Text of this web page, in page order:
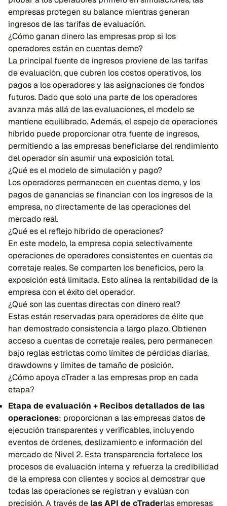
empresas protegen su balance mientras generan
ingresos de las tarifas de evaluación.
¿Cómo ganan dinero las empresas prop si los
operadores están en cuentas demo?
La principal fuente de ingresos proviene de las tarifas
de evaluación, que cubren los costos operativos, los
pagos a los operadores y las asignaciones de fondos
futuros. Dado que solo una parte de los operadores
avanza más allá de las evaluaciones, el modelo se
mantiene equilibrado. Además, el espejo de operaciones
híbrido puede proporcionar otra fuente de ingresos,
permitiendo a las empresas beneficiarse del rendimiento
del operador sin asumir una exposición total.
¿Qué es el modelo de simulación y pago?
Los operadores permanecen en cuentas demo, y los
pagos de ganancias se financian con los ingresos de la
empresa, no directamente de las operaciones del
mercado real.
¿Qué es el reflejo híbrido de operaciones?
En este modelo, la empresa copia selectivamente
operaciones de operadores consistentes en cuentas de
corretaje reales. Se comparten los beneficios, pero la
exposición está limitada. Esto alinea la rentabilidad de la
empresa con el éxito del operador.
¿Qué son las cuentas directas con dinero real?
Estas están reservadas para operadores de élite que
han demostrado consistencia a largo plazo. Obtienen
acceso a cuentas de corretaje reales, pero permanecen
bajo reglas estrictas como límites de pérdidas diarias,
drawdowns y límites de tamaño de posición.
¿Cómo apoya cTrader a las empresas prop en cada
etapa?
Etapa de evaluación + Recibos detallados de las
operaciones: proporcionan a las empresas datos de
ejecución transparentes y verificables, incluyendo
eventos de órdenes, deslizamiento e información del
mercado de Nivel 2. Esta transparencia fortalece los
procesos de evaluación interna y refuerza la credibilidad
de la empresa con clientes y socios al demostrar que
todas las operaciones se registran y evalúan con
precisión. A través de las API de cTraderlas empresas